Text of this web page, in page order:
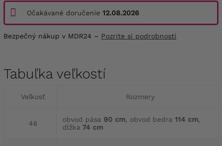
Očakávané doručenie 12.08.2026
Bezpečný nákup v MDR24 – Pozrite si podrobnosti
Tabuľka veľkostí
Veľkosť Rozmery
46 obvod pása 90 cm, obvod bedra 114 cm,
dĺžka 74 cm